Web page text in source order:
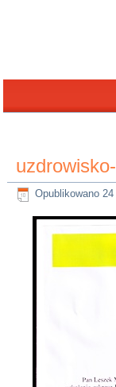
Opublikowano